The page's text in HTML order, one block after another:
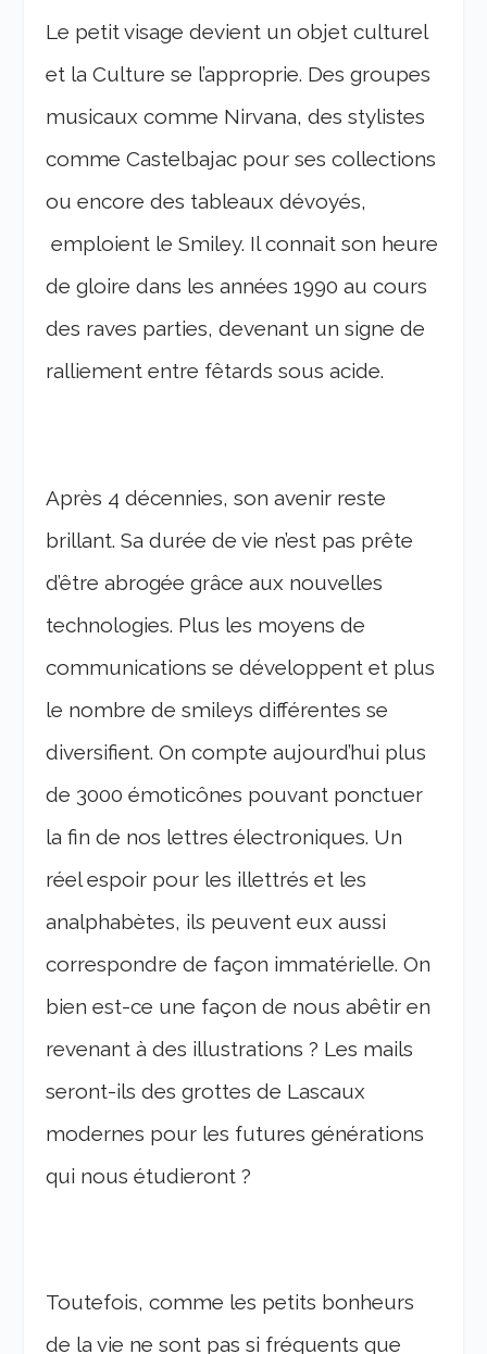
Le petit visage devient un objet culturel
et la Culture se l’approprie. Des groupes
musicaux comme Nirvana, des stylistes
comme Castelbajac pour ses collections
ou encore des tableaux dévoyés,
emploient le Smiley. Il connait son heure
de gloire dans les années 1990 au cours
des raves parties, devenant un signe de
ralliement entre fêtards sous acide.
Après 4 décennies, son avenir reste
brillant. Sa durée de vie n’est pas prête
d’être abrogée grâce aux nouvelles
technologies. Plus les moyens de
communications se développent et plus
le nombre de smileys différentes se
diversifient. On compte aujourd’hui plus
de 3000 émoticônes pouvant ponctuer
la fin de nos lettres électroniques. Un
réel espoir pour les illettrés et les
analphabètes, ils peuvent eux aussi
correspondre de façon immatérielle. On
bien est-ce une façon de nous abêtir en
revenant à des illustrations ? Les mails
seront-ils des grottes de Lascaux
modernes pour les futures générations
qui nous étudieront ?
Toutefois, comme les petits bonheurs
de la vie ne sont pas si fréquents que